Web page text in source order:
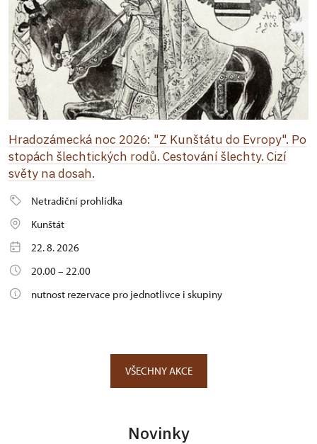
Hradozámecká noc 2026: "Z Kunštátu do Evropy". Po
stopách šlechtických rodů. Cestování šlechty. Cizí
světy na dosah.
Netradiční prohlídka
Kunštát
22. 8. 2026
20.00 – 22.00
nutnost rezervace pro jednotlivce i skupiny
VŠECHNY AKCE
Novinky